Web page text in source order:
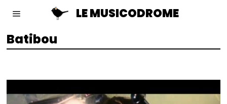
LE MUSICODROME
Batibou